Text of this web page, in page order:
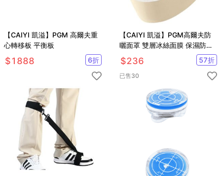
【CAIYI 凱溢】PGM 高爾夫重
心轉移板 平衡板
$1888 6折
【CAIYI 凱溢】PGM高爾夫防
曬面罩 雙層冰絲面膜 保濕防紫
外線UPF50+可水洗臉罩
$236 57折
已售30